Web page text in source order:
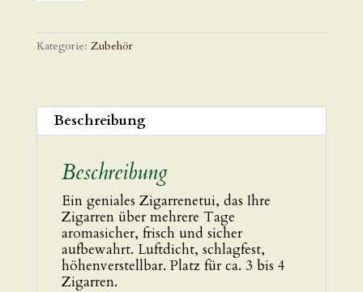
Kategorie: Zubehör
Beschreibung
Beschreibung
Ein geniales Zigarrenetui, das Ihre
Zigarren über mehrere Tage
aromasicher, frisch und sicher
aufbewahrt. Luftdicht, schlagfest,
höhenverstellbar. Platz für ca. 3 bis 4
Zigarren.